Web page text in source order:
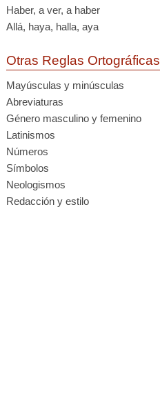
Haber, a ver, a haber
Allá, haya, halla, aya
Otras Reglas Ortográficas
Mayúsculas y minúsculas
Abreviaturas
Género masculino y femenino
Latinismos
Números
Símbolos
Neologismos
Redacción y estilo